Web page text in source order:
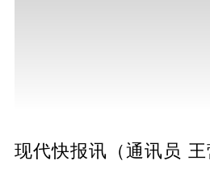
现代快报讯（通讯员 王